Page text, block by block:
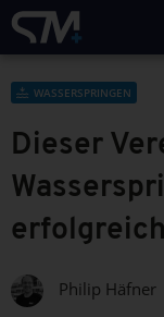
WASSERSPRINGEN
Dieser
Philip Häfner